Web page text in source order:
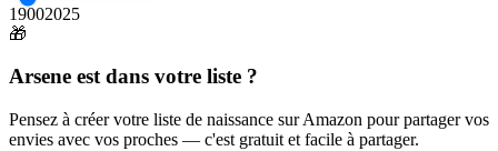
19002025
🎁
Arsene est dans votre liste ?
Pensez à créer votre liste de naissance sur Amazon pour partager vos
envies avec vos proches — c'est gratuit et facile à partager.